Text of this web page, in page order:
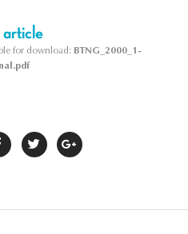
article
for download: BTNG_2000_1-